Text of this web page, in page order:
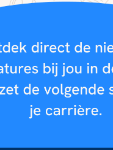
het onderwijs